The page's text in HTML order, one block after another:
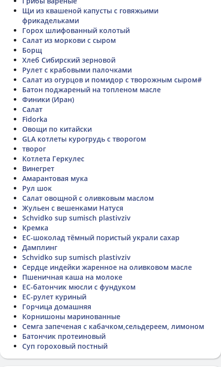
Щи из квашеной капусты с говяжьими
фрикадельками
Горох шлифованный колотый
Салат из моркови с сыром
Борщ
Хлеб Сибирский зерновой
Рулет с крабовыми палочками
Салат из огурцов и помидор с творожным сыром#
Батон поджареный на топленом масле
Финики (Иран)
Салат
Fidorka
Овощи по китайски
GLA котлеты курогрудь с творогом
творог
Котлета Геркулес
Винегрет
Амарантовая мука
Рул шок
Салат овощной с оливковым маслом
Жульен с вешенками Натуся
Schvidko sup sumisch plastivziv
Кремка
ЕС-шоколад тёмный пористый украли сахар
Дамплинг
Schvidko sup sumisch plastivziv
Сердце индейки жаренное на оливковом масле
Пшеничная каша на молоке
ЕС-батончик мюсли с фундуком
ЕС-рулет куриный
Горчица домашняя
Корнишоны маринованные
Семга запеченая с кабачком,сельдереем, лимоном
Батончик протеиновый
Суп гороховый постный